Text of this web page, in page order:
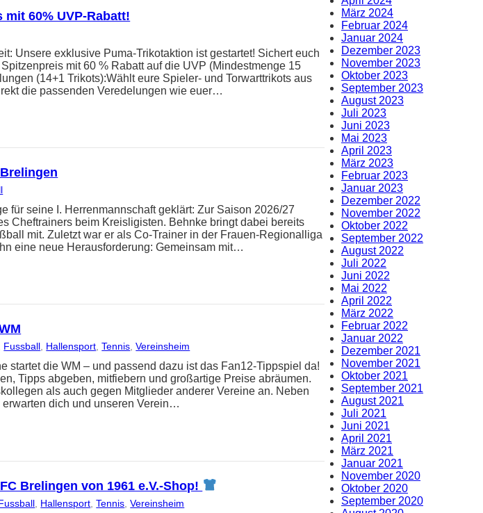
60% UVP-Rabatt!
Unsere exklusive Puma-Trikotaktion ist gestartet! Sichert euch
mit 60 % Rabatt auf die UVP (Mindestmenge 15
(14+1 Trikots):Wählt eure Spieler- und Torwarttrikots aus
die passenden Veredelungen wie euer…
für seine I. Herrenmannschaft geklärt: Zur Saison 2026/27
Cheftrainers beim Kreisligisten. Behnke bringt dabei bereits
mit. Zuletzt war er als Co-Trainer in der Frauen-Regionalliga
eine neue Herausforderung: Gemeinsam mit…
Fussball, Hallensport, Tennis, Vereinsheim
startet die WM – und passend dazu ist das Fan12-Tippspiel da!
Tipps abgeben, mitfiebern und großartige Preise abräumen.
als auch gegen Mitglieder anderer Vereine an. Neben
dich und unseren Verein…
Brelingen von 1961 e.V.-Shop!
Hallensport , Tennis , Vereinsheim
März 2024
Februar 2024
Januar 2024
Dezember 2023
November 2023
Oktober 2023
September 2023
August 2023
Juli 2023
Juni 2023
Mai 2023
April 2023
März 2023
Februar 2023
Januar 2023
Dezember 2022
November 2022
Oktober 2022
September 2022
August 2022
Juli 2022
Juni 2022
Mai 2022
April 2022
März 2022
Februar 2022
Januar 2022
Dezember 2021
November 2021
Oktober 2021
September 2021
August 2021
Juli 2021
Juni 2021
April 2021
März 2021
Januar 2021
November 2020
Oktober 2020
September 2020